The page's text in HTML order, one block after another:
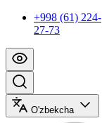
+998 (61) 224-
27-73
O'zbekcha